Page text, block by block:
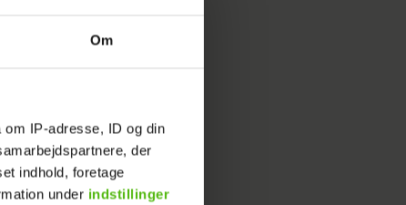
Om
IP-adresse, ID og din
der
indhold, foretage
under indstillinger
lidt